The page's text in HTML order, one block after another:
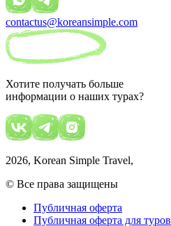
contactus@koreansimple.com
Хотите получать больше
информации о наших турах?
2026, Korean Simple Travel,
© Все права защищены
Публичная оферта
Публичная оферта для